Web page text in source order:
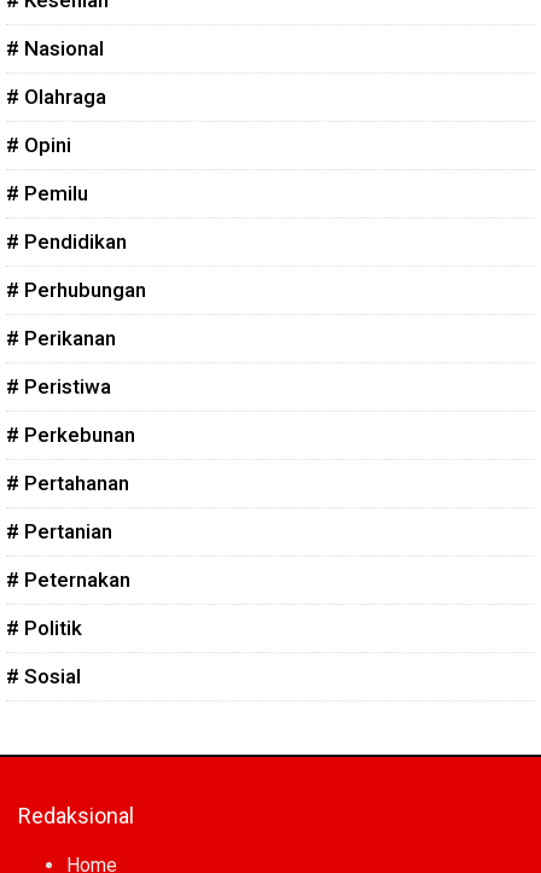
# Nasional
# Olahraga
# Opini
# Pemilu
# Pendidikan
# Perhubungan
# Perikanan
# Peristiwa
# Perkebunan
# Pertahanan
# Pertanian
# Peternakan
# Politik
# Sosial
Redaksional
Home